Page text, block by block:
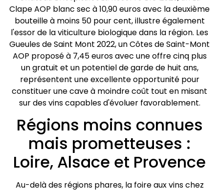
Clape AOP blanc sec à 10,90 euros avec la deuxième
bouteille à moins 50 pour cent, illustre également
l'essor de la viticulture biologique dans la région. Les
Gueules de Saint Mont 2022, un Côtes de Saint-Mont
AOP proposé à 7,45 euros avec une offre cinq plus
un gratuit et un potentiel de garde de huit ans,
représentent une excellente opportunité pour
constituer une cave à moindre coût tout en misant
sur des vins capables d'évoluer favorablement.
Régions moins connues
mais prometteuses :
Loire, Alsace et Provence
Au-delà des régions phares, la foire aux vins chez